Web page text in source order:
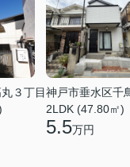
３丁目神戸市垂水区千
2LDK (47.80㎡)
5.5万円